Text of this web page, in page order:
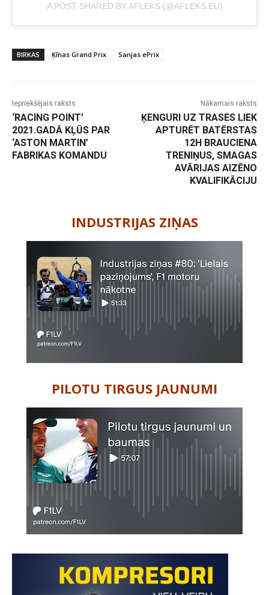
A POST SHARED BY AFLEKS (@AFLEKS.EU)
BIRKAS Ķīnas Grand Prix Sanjas ePrix
Iepriekšējais raksts
‘RACING POINT’
2021.GADĀ KĻŪS PAR
‘ASTON MARTIN’
FABRIKAS KOMANDU
Nākamais raksts
ĶENGURI UZ TRASES LIEK
APTURĒT BATĒRSTAS
12H BRAUCIENA
TRENIŅUS, SMAGAS
AVĀRIJAS AIZĒNO
KVALIFIKĀCIJU
INDUSTRIJAS ZIŅAS
PILOTU TIRGUS JAUNUMI